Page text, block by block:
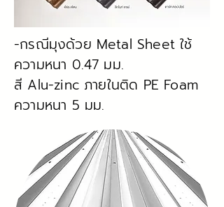
-กรณีมุงด้วย Metal Sheet ใช้
ความหนา 0.47 มม.
สี Alu-zinc ภายในติด PE Foam
ความหนา 5 มม.